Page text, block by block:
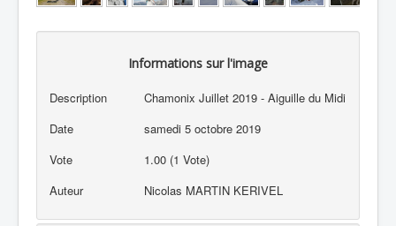
Informations sur l'image
Description
Chamonix Juillet 2019 - Aiguille du Midi
Date
samedi 5 octobre 2019
Vote
1.00 (1 Vote)
Auteur
Nicolas MARTIN KERIVEL